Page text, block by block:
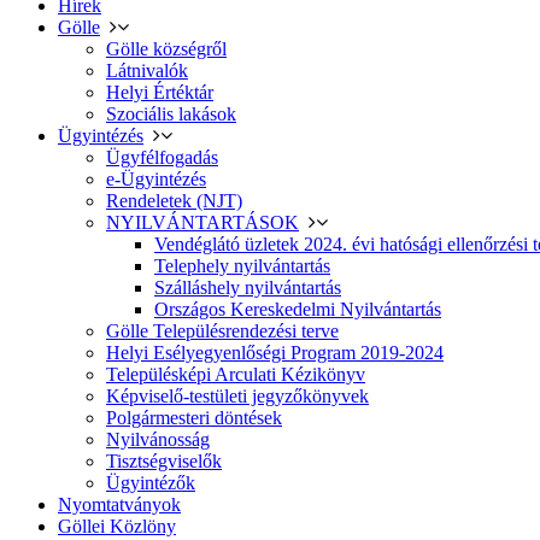
Hírek
Gölle
Gölle községről
Látnivalók
Helyi Értéktár
Szociális lakások
Ügyintézés
Ügyfélfogadás
e-Ügyintézés
Rendeletek (NJT)
NYILVÁNTARTÁSOK
Vendéglátó üzletek 2024. évi hatósági ellenőrzési
Telephely nyilvántartás
Szálláshely nyilvántartás
Országos Kereskedelmi Nyilvántartás
Gölle Településrendezési terve
Helyi Esélyegyenlőségi Program 2019-2024
Településképi Arculati Kézikönyv
Képviselő-testületi jegyzőkönyvek
Polgármesteri döntések
Nyilvánosság
Tisztségviselők
Ügyintézők
Nyomtatványok
Göllei Közlöny